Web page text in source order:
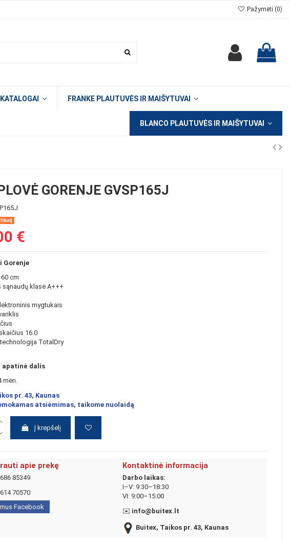
Pažymėti (0)
KATALOGAI FRANKE PLAUTUVĖS IR MAIŠYTUVAI
BLANCO PLAUTUVĖS IR MAIŠYTUVAI
GORENJE GVSP165J
€
Gorenje
cm
sąnaudų klasė A+++
mygtukais
16.0
TotalDry
apatinė dalis
mėn.
pr. 43, Kaunas
atsiėmimas, taikome nuolaidą
Į krepšelį
apie prekę
85349
70570
Facebook
Kontaktinė informacija
Darbo laikas:
I–V: 9:30–18:30
VI: 9:00–15:00
✉️ info@buitex.lt
Buitex, Taikos pr. 43, Kaunas